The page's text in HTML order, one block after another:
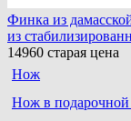
Финка из
из
14960 старая цена
Нож
Нож в подарочной